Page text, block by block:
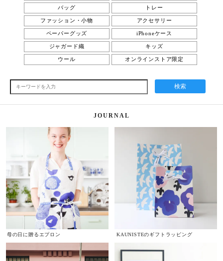
バッグ トレー
ファッション・小物 アクセサリー
ペーパーグッズ iPhoneケース
ジャガード織 キッズ
ウール オンラインストア限定
検索
JOURNAL
母の日に贈るエプロン KAUNISTEのギフトラッピング